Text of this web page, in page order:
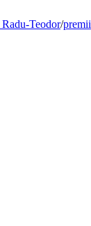
Teodor/premii